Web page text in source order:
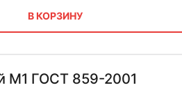
В КОРЗИНУ
М1 ГОСТ 859-2001